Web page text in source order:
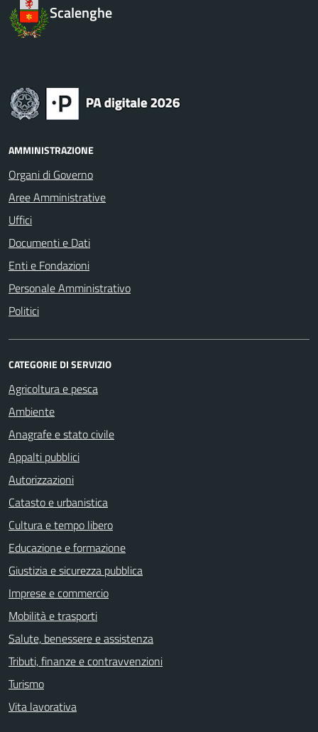
Scalenghe
AMMINISTRAZIONE
Organi di Governo
Aree Amministrative
Uffici
Documenti e Dati
Enti e Fondazioni
Personale Amministrativo
Politici
CATEGORIE DI SERVIZIO
Agricoltura e pesca
Ambiente
Anagrafe e stato civile
Appalti pubblici
Autorizzazioni
Catasto e urbanistica
Cultura e tempo libero
Educazione e formazione
Giustizia e sicurezza pubblica
Imprese e commercio
Mobilità e trasporti
Salute, benessere e assistenza
Tributi, finanze e contravvenzioni
Turismo
Vita lavorativa